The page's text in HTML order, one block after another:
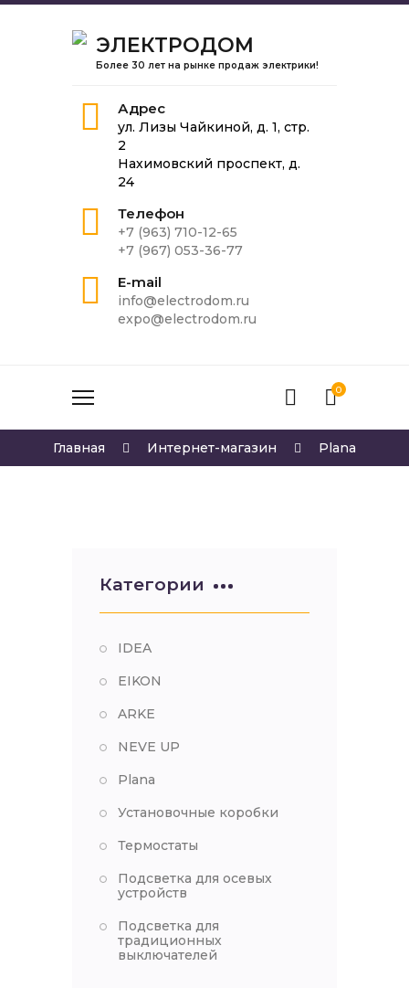
ЭЛЕКТРОДОМ
Более 30 лет на рынке продаж электрики!
Адрес
ул. Лизы Чайкиной, д. 1, стр.
2
Нахимовский проспект, д.
24
Телефон
+7 (963) 710-12-65
+7 (967) 053-36-77
E-mail
info@electrodom.ru
expo@electrodom.ru
0
Главная Интернет-магазин Plana
Категории
IDEA
EIKON
ARKE
NEVE UP
Plana
Установочные коробки
Термостаты
Подсветка для осевых
устройств
Подсветка для
традиционных
выключателей